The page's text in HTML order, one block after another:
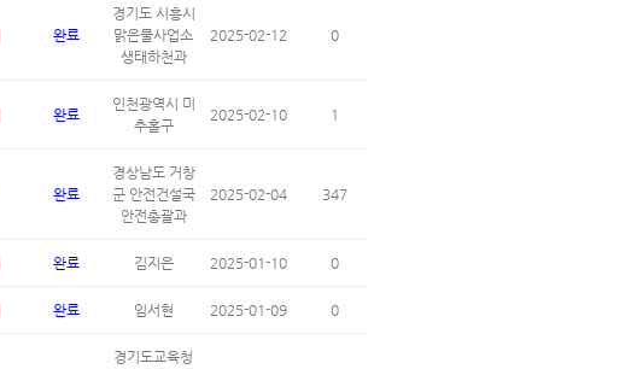
완료
경기도 시흥시
맑은물사업소
생태하천과
2025-02-12 0
완료
인천광역시 미
추홀구
2025-02-10 1
완료
경상남도 거창
군 안전건설국
안전총괄과
2025-02-04 347
완료 김지은 2025-01-10 0
완료 임서현 2025-01-09 0
경기도교육청